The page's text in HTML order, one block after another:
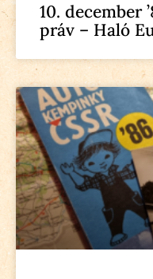
10. december
práv – Haló